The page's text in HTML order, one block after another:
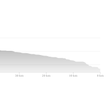
0 km
10 km
20 km
30 km